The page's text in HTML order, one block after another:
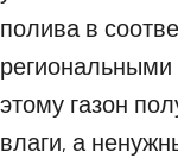
полива в
региональными
этому газон
влаги, а